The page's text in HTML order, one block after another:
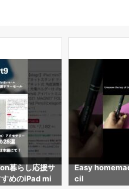
暮らし応援サ
めのiPad mi
Easy
cil